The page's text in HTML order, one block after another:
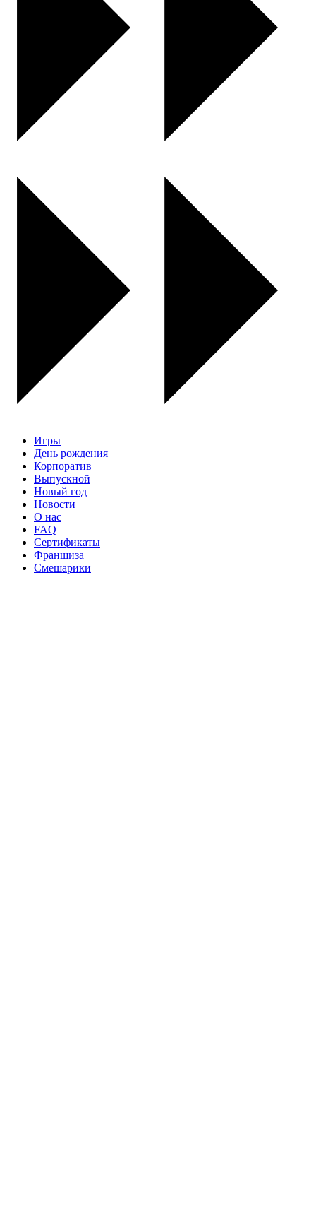
Игры
День рождения
Корпоратив
Выпускной
Новый год
Новости
О нас
FAQ
Сертификаты
Франшиза
Смешарики